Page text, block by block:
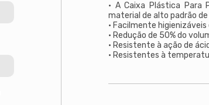
• A Caixa Plástica Para
material de alto padrão de
• Facilmente
• Redução de 50% do
• Resistente à ação de
• Resistentes à